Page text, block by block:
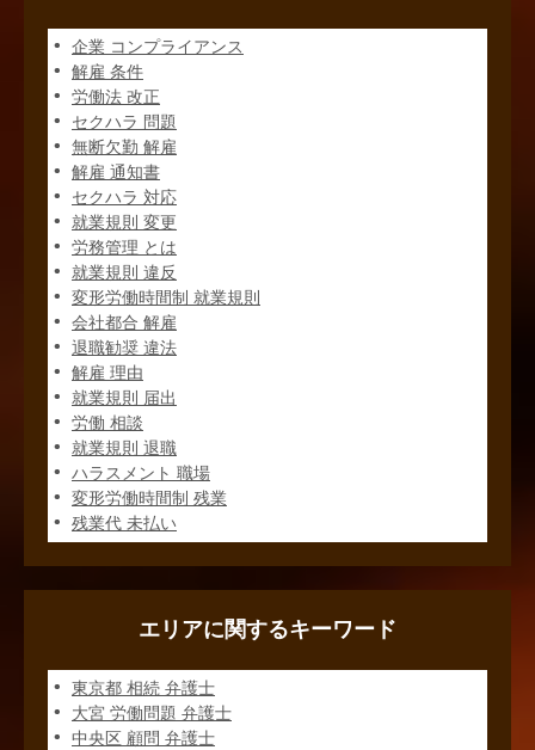
企業 コンプライアンス
解雇 条件
労働法 改正
セクハラ 問題
無断欠勤 解雇
解雇 通知書
セクハラ 対応
就業規則 変更
労務管理 とは
就業規則 違反
変形労働時間制 就業規則
会社都合 解雇
退職勧奨 違法
解雇 理由
就業規則 届出
労働 相談
就業規則 退職
ハラスメント 職場
変形労働時間制 残業
残業代 未払い
エリアに関するキーワード
東京都 相続 弁護士
大宮 労働問題 弁護士
中央区 顧問 弁護士